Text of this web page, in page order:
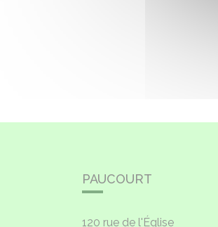
PAUCOURT
120 rue de l'Église